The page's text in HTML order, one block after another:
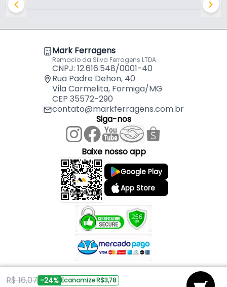
R$ 16,07 -24% Economize R$3,78
Mark Ferragens
Remaclo da Silva Ferragens LTDA
CNPJ: 12.616.548/0001-40
Rua Padre Dehon, 40
Vila Carmelita, Formiga/MG
CEP 35572-290
contato@markferragens.com.br
Siga-nos
Baixe nosso app
Google Play
App Store
Copyright © 2026 Mark Ferragens. Todos os direitos reservados.